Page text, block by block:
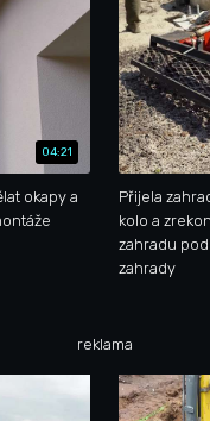
04:21
okapy a
Přijela
kolo a
zahradu
zahrady
reklama